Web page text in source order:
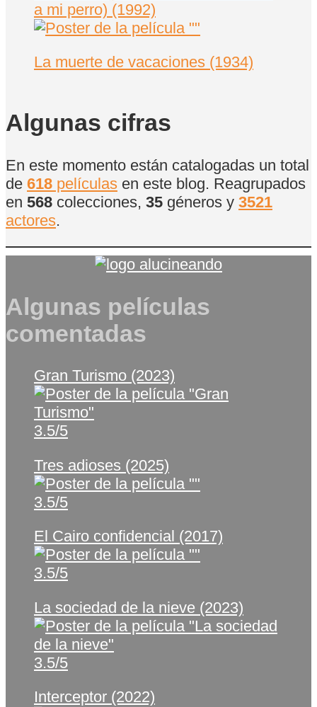
a mi perro) (1992)
La muerte de vacaciones (1934)
Algunas cifras
En este momento están catalogadas un total
de 618 películas en este blog. Reagrupados
en 568 colecciones, 35 géneros y 3521
actores.
Algunas películas
comentadas
Gran Turismo (2023)
3.5/5
Tres adioses (2025)
3.5/5
El Cairo confidencial (2017)
3.5/5
La sociedad de la nieve (2023)
3.5/5
Interceptor (2022)